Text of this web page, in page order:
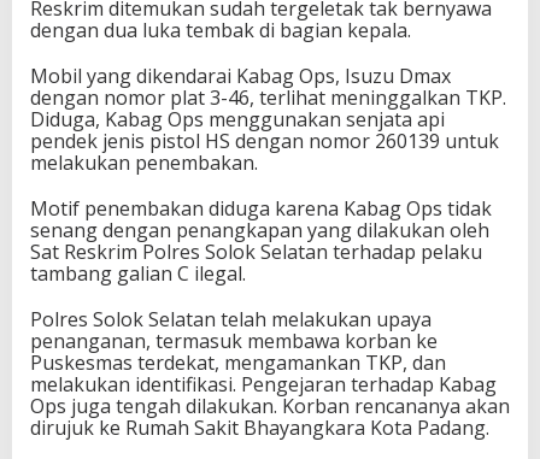
Reskrim ditemukan sudah tergeletak tak bernyawa
dengan dua luka tembak di bagian kepala.
Mobil yang dikendarai Kabag Ops, Isuzu Dmax
dengan nomor plat 3-46, terlihat meninggalkan TKP.
Diduga, Kabag Ops menggunakan senjata api
pendek jenis pistol HS dengan nomor 260139 untuk
melakukan penembakan.
Motif penembakan diduga karena Kabag Ops tidak
senang dengan penangkapan yang dilakukan oleh
Sat Reskrim Polres Solok Selatan terhadap pelaku
tambang galian C ilegal.
Polres Solok Selatan telah melakukan upaya
penanganan, termasuk membawa korban ke
Puskesmas terdekat, mengamankan TKP, dan
melakukan identifikasi. Pengejaran terhadap Kabag
Ops juga tengah dilakukan. Korban rencananya akan
dirujuk ke Rumah Sakit Bhayangkara Kota Padang.